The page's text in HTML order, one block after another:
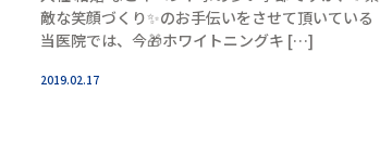
敵な笑顔づくり✨のお手伝いをさせて頂いている
当医院では、今🎁ホワイトニングキ […]
2019.02.17